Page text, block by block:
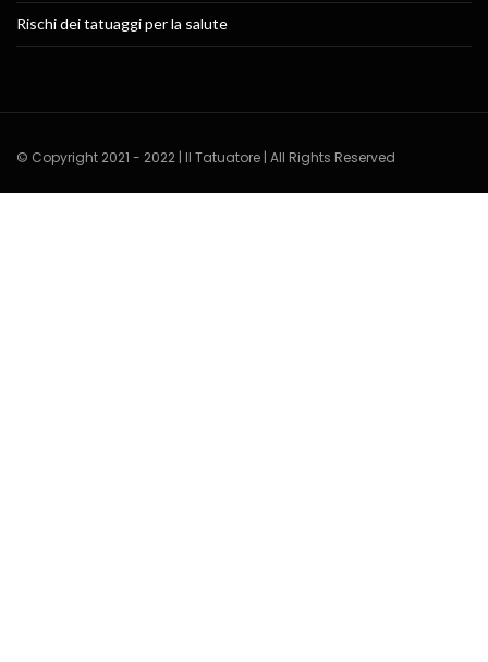
Rischi dei tatuaggi per la salute
© Copyright 2021 - 2022 | Il Tatuatore | All Rights Reserved